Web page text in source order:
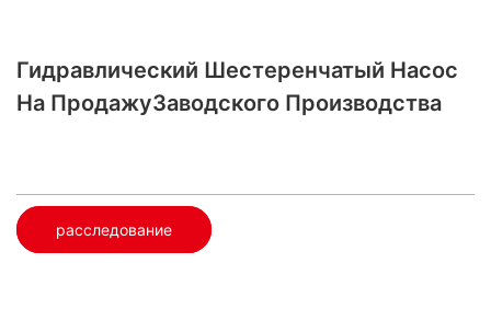
Гидравлический Шестеренчатый Насос
На Продажу​Заводского Производства
расследование